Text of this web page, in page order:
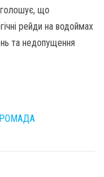
що
рейди на водоймах
та недопущення